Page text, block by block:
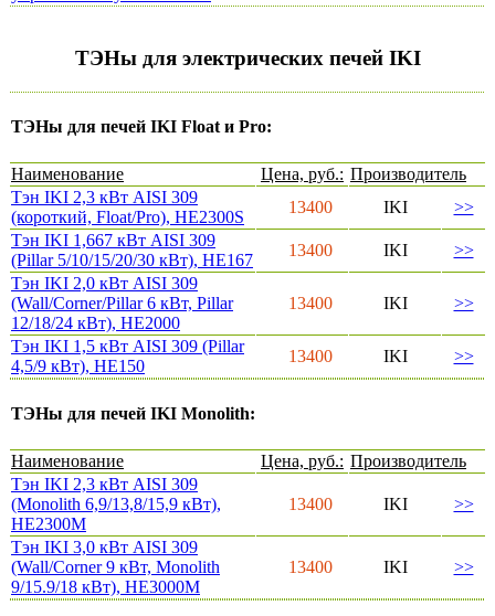
ТЭНы для электрических печей IKI
ТЭНы для печей IKI Float и Pro:
Наименование Цена, руб.: Производитель
Тэн IKI 2,3 кВт AISI 309
(короткий, Float/Pro), HE2300S
13400 IKI
>>
Тэн IKI 1,667 кВт AISI 309
(Pillar 5/10/15/20/30 кВт), HE167
13400 IKI
>>
Тэн IKI 2,0 кВт AISI 309
(Wall/Corner/Pillar 6 кВт, Pillar
12/18/24 кВт), HE2000
13400 IKI >>
Тэн IKI 1,5 кВт AISI 309 (Pillar
4,5/9 кВт), HE150
13400 IKI >>
ТЭНы для печей IKI Monolith:
Наименование Цена, руб.: Производитель
Тэн IKI 2,3 кВт AISI 309
(Monolith 6,9/13,8/15,9 кВт),
HE2300M
13400 IKI >>
Тэн IKI 3,0 кВт AISI 309
(Wall/Corner 9 кВт, Monolith
9/15.9/18 кВт), HE3000M
13400 IKI >>